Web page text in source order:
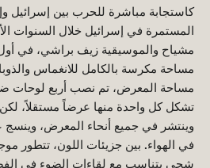
كاستجابة مباشرة للحرب بين إسرائيل
المستمرة في إسرائيل خلال السنوات
مشياح والموسيقية زيف براشي، في أول
مساحة مكرسة بالكامل للانغماس
مساحة المعرض، تم نصب أربع لوحات
تشكل كل واحدة منها عرضاً مستقلاً، لكن
وينتشر في جميع أنحاء المعرض، وينسج
في الهواء. بين جزيئات اللون،
شجي يتناسب مع لقاءات الضوء في